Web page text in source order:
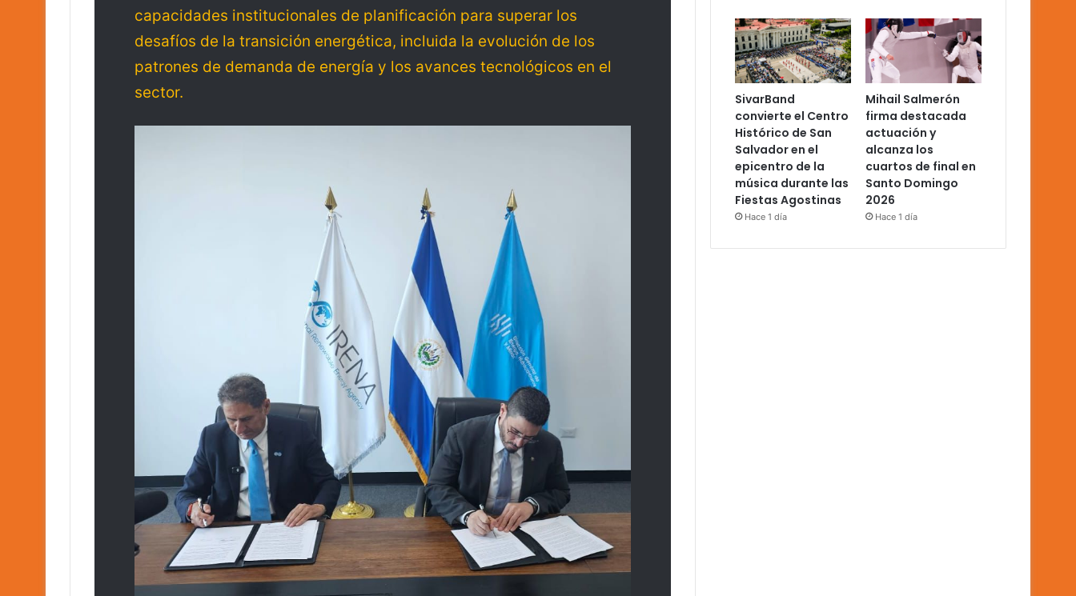
capacidades institucionales de planificación para superar los
desafíos de la transición energética, incluida la evolución de los
patrones de demanda de energía y los avances tecnológicos en el
sector.
SivarBand
convierte el Centro
Histórico de San
Salvador en el
epicentro de la
música durante las
Fiestas Agostinas
Hace 1 día
Mihail Salmerón
firma destacada
actuación y
alcanza los
cuartos de final en
Santo Domingo
2026
Hace 1 día